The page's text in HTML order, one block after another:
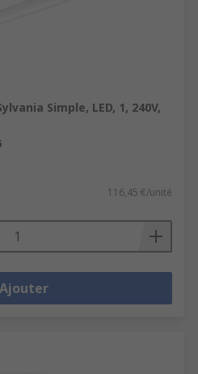
Simple, LED, 1, 240V,
116,45 €/unité